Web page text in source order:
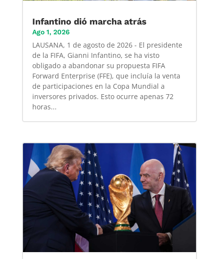
Infantino dió marcha atrás
Ago 1, 2026
LAUSANA, 1 de agosto de 2026 - El presidente
de la FIFA, Gianni Infantino, se ha visto
obligado a abandonar su propuesta FIFA
Forward Enterprise (FFE), que incluía la venta
de participaciones en la Copa Mundial a
inversores privados. Esto ocurre apenas 72
horas...